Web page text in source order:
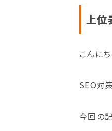
上位
こんにち
SEO対
今回の